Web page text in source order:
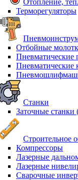
Отопление,
Терморегуляторы
Отбойные
Пневматические
Пневматические
Станки
Заточные станки
Строительное
Компрессоры
Лазерные
Лазерные
Сварочные